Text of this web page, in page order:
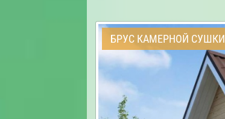
БРУС КАМЕРНОЙ СУШКИ